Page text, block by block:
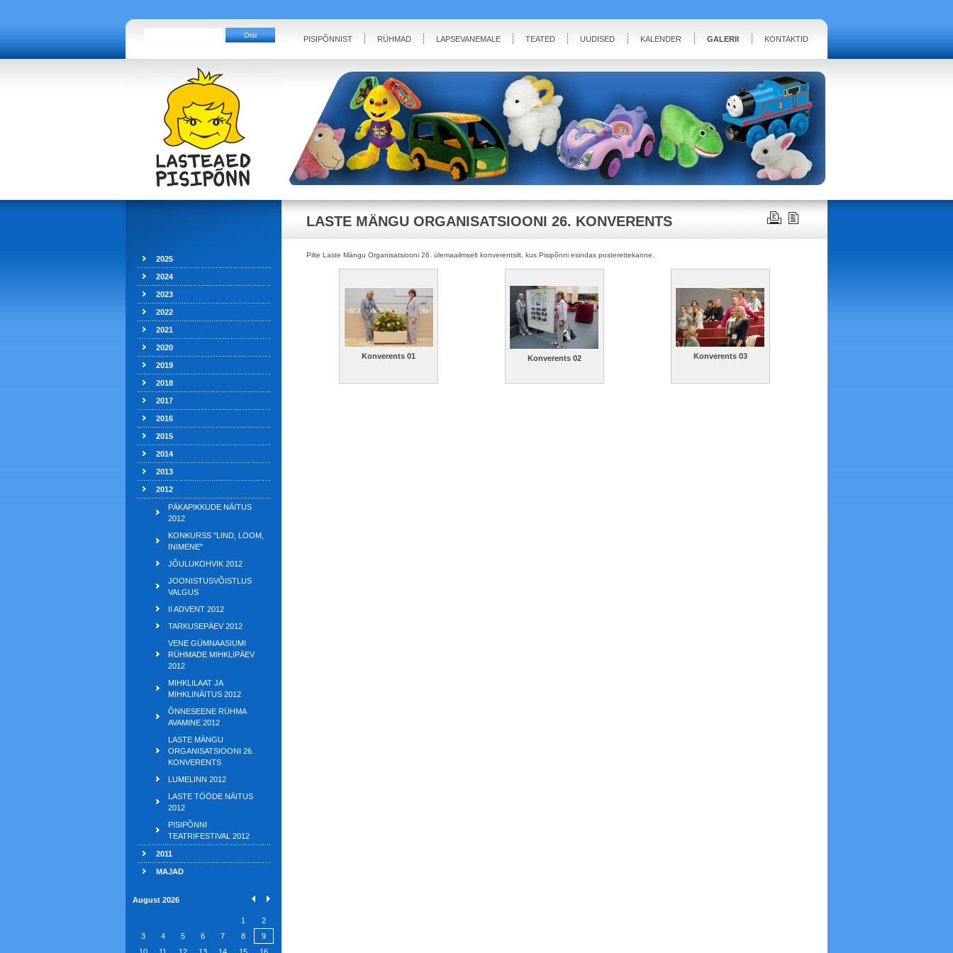
PISIPÕNNIST RÜHMAD LAPSEVANEMALE TEATED UUDISED KALENDER GALERII KONTAKTID
2025
2024
2023
2022
2021
2020
2019
2018
2017
2016
2015
2014
2013
2012
PÄKAPIKKUDE NÄITUS
2012
KONKURSS "LIND, LOOM,
INIMENE"
JÕULUKOHVIK 2012
JOONISTUSVÕISTLUS
VALGUS
II ADVENT 2012
TARKUSEPÄEV 2012
VENE GÜMNAASIUMI
RÜHMADE MIHKLIPÄEV
2012
MIHKLILAAT JA
MIHKLINÄITUS 2012
ÕNNESEENE RÜHMA
AVAMINE 2012
LASTE MÄNGU
ORGANISATSIOONI 26.
KONVERENTS
LUMELINN 2012
LASTE TÖÖDE NÄITUS
2012
PISIPÕNNI
TEATRIFESTIVAL 2012
2011
MAJAD
August 2026
1
2
3
4 5 6 7 8
9
LASTE MÄNGU ORGANISATSIOONI 26. KONVERENTS
Pilte Laste Mängu Organisatsiooni 26. ülemaailmselt konverentsilt, kus Pisipõnni esindas posterettekanne.
Konverents 01 Konverents 02 Konverents 03